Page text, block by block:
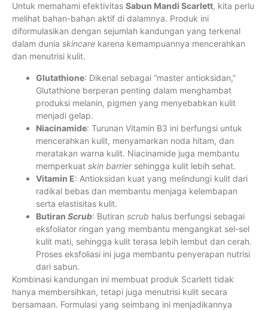
Untuk memahami efektivitas Sabun Mandi Scarlett, kita perlu
melihat bahan-bahan aktif di dalamnya. Produk ini
diformulasikan dengan sejumlah kandungan yang terkenal
dalam dunia skincare karena kemampuannya mencerahkan
dan menutrisi kulit.
Glutathione: Dikenal sebagai “master antioksidan,”
Glutathione berperan penting dalam menghambat
produksi melanin, pigmen yang menyebabkan kulit
menjadi gelap.
Niacinamide: Turunan Vitamin B3 ini berfungsi untuk
mencerahkan kulit, menyamarkan noda hitam, dan
meratakan warna kulit. Niacinamide juga membantu
memperkuat skin barriersehingga kulit lebih sehat.
Vitamin E: Antioksidan kuat yang melindungi kulit dari
radikal bebas dan membantu menjaga kelembapan
serta elastisitas kulit.
Butiran Scrub: Butiran scrub halus berfungsi sebagai
eksfoliator ringan yang membantu mengangkat sel-sel
kulit mati, sehingga kulit terasa lebih lembut dan cerah.
Proses eksfoliasi ini juga membantu penyerapan nutrisi
dari sabun.
Kombinasi kandungan ini membuat produk Scarlett tidak
hanya membersihkan, tetapi juga menutrisi kulit secara
bersamaan. Formulasi yang seimbang ini menjadikannya